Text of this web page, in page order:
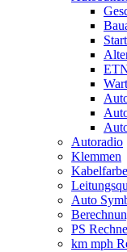
Autoradio
Klemmen
Auto
PS
km mph